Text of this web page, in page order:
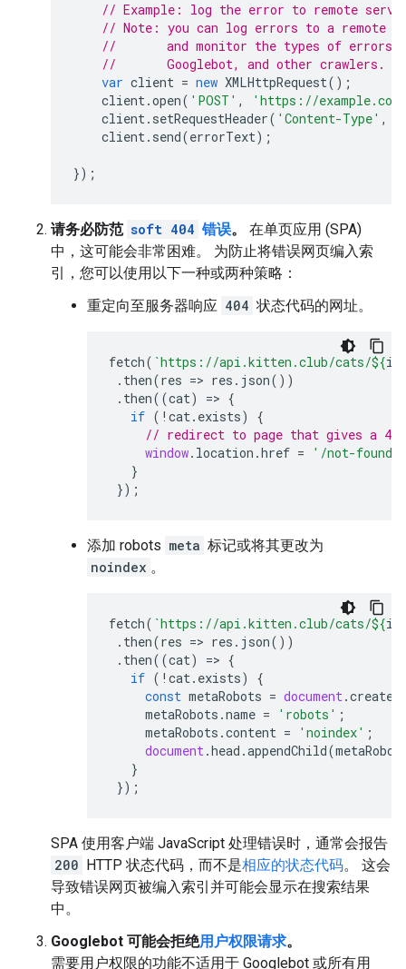
// Example: log the error to remote
// Note: you can log errors to a remote
//       and monitor the types of errors
//       Googlebot, and other crawlers.
var client = new XMLHttpRequest();
client.open( 'POST' ,
'https://
client. setRequestHeader( 'Content-Type' ,
client. send(errorText);
});
请务必防范 soft 404 错误。
在单页应用 (SPA)
中，这可能会非常困难。 为防止将错误网页编入索
引，您可以使用以下一种或两种策略：
重定向至服务器响应 404 状态代码的网址。
fetch( `https://api.kitten.club/cats/${id
. then(res => res . json())
. then((cat) => {
if ( ! cat. exists)
{
// redirect to page that gives a 404
window. location .href = '/not-found'
}
});
添加 robots meta 标记或将其更改为
noindex 。
fetch( `https://api.kitten.club/cats/${id
. then(res => res . json())
. then((cat) => {
if ( ! cat. exists)
{
const metaRobots = document.
metaRobots .name = 'robots' ;
metaRobots .content = 'noindex' ;
document.head .appendChild(
}
});
SPA 使用客户端 JavaScript 处理错误时，通常会报告
200 HTTP 状态代码，而不是相应的状态代码。 这会
导致错误网页被编入索引并可能会显示在搜索结果
中。
Googlebot 可能会拒绝用户权限请求。
需要用户权限的功能不适用于 Googlebot 或所有用